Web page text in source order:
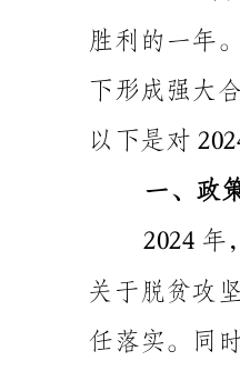
一、政策导向得到落实